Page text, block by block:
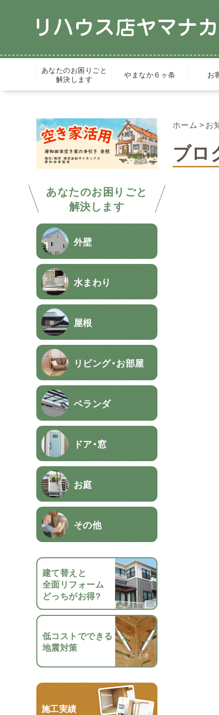
あなたのお困りごと
解決します
やまなか６ヶ条 お
あなたのお困りごと
解決します
外壁
水まわり
屋根
リビング・お部屋
ベランダ
ドア・窓
お庭
その他
建て替えと
全面リフォーム
どっちがお得?
低コストでできる
地震対策
施工実績
ホーム お
ブロ